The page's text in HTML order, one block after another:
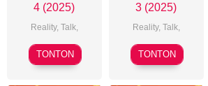
4 (2025)
Reality, Talk,
TONTON
3 (2025)
Reality, Talk,
TONTON